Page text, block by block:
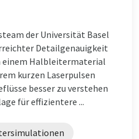
der Universität Basel
Detailgenauigkeit
einem Halbleitermaterial
kurzen Laserpulsen
besser zu verstehen
für effizientere ...